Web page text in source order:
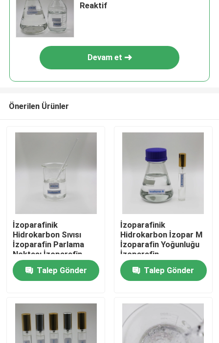
Ev
videolar
Reaktif
Devam et
Önerilen Ürünler
İzoparafinik
Hidrokarbon Sıvısı
İzoparafin Parlama
Noktası İzoparafin
Hidrokarbon
TedarikçisiTalep Gönder
İzoparafinik
Hidrokarbon İzopar M
İzoparafin Yoğunluğu
İzoparafin
Hidrokarbon Kullanımı
Talep Gönder